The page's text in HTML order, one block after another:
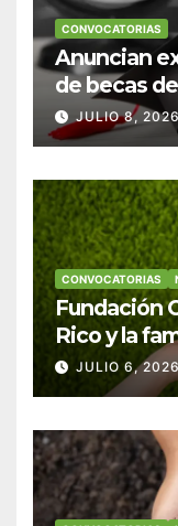
CONVOCATORIAS
Anuncian
de becas
Hendricks,
Colegio
JULIO 8,
CONVOCATORIAS
Fundación
Rico y la
anuncian
fortalecer
JULIO 6, 2026